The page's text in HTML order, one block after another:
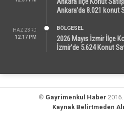
Ankara’da 8.021 konut
HAZ 23RD
12:17 PM
BÖLGESEL
2026 Mayıs İzmir İlçe
İzmir’de 5.624 Konut
© Gayrimenkul Haber 2016.
Kaynak Belirtmeden